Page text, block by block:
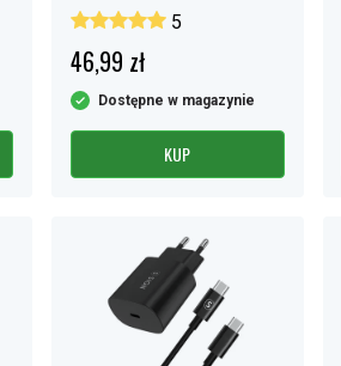
5
46,99 zł
Dostępne w magazynie
KUP